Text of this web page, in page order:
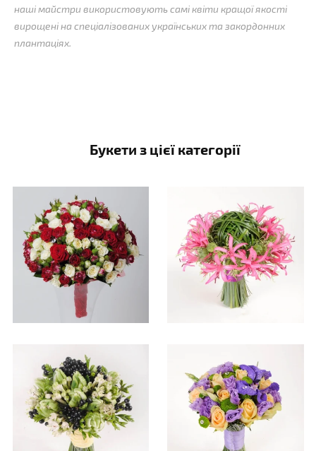
наші майстри використовують самі квіти кращої якості
вирощені на спеціалізованих українських та закордонних
плантаціях.
Букети з цієї категорії